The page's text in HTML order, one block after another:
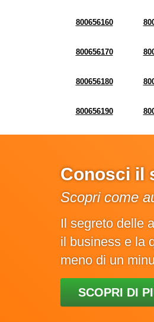
800656160
800656170
800656180
800656190
Conosci il
Scopri come
Il segreto delle
il business e la
meno di un
SCOPRI DI